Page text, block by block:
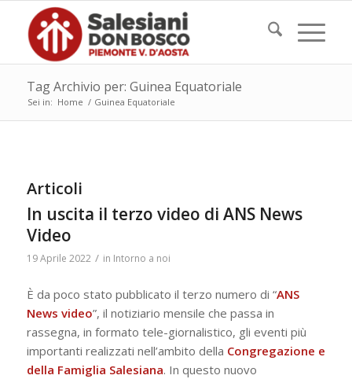
Tag Archivio per: Guinea Equatoriale
Sei in: Home / Guinea Equatoriale
Articoli
In uscita il terzo video di ANS News
Video
19 Aprile 2022 / in Intorno a noi
È da poco stato pubblicato il terzo numero di “ANS
News video”, il notiziario mensile che passa in
rassegna, in formato tele-giornalistico, gli eventi più
importanti realizzati nell’ambito della Congregazione e
della Famiglia Salesiana. In questo nuovo